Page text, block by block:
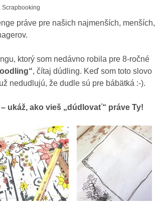
Scrapbooking
práve pre našich najmenších, menších,
ktorý som nedávno robila pre 8-ročné
, čítaj dúdling. Keď som toto slovo
nedudlujú, že dudle sú pre bábätká :-).
ukáž, ako vieš „dúdlovať“ práve Ty!